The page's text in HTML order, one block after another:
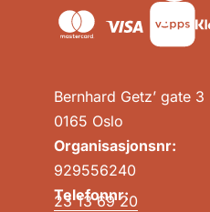
Bernhard Getz’ gate 3
0165 Oslo
Organisasjonsnr:
929556240
Telefonnr:
23 13 69 20